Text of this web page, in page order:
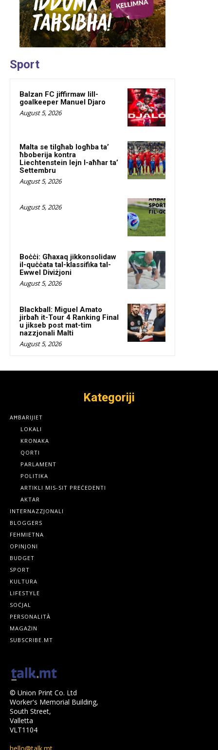
Sport
Balzan FC jiffirmaw lill-
goalkeeper Manuel Djaro
August 5, 2026
Malta se tilgħab logħba ta’
ħboberija kontra
Liechtenstein lejn l-aħħar ta’
Settembru
August 5, 2026
August 5, 2026
Boċċi: Għaxaq jikkonsolidaw
il-quċċata tal-klassifika tal-
Ewwel Diviżjoni
August 5, 2026
Blackball: Miguel Amato
jirbaħ it-Tour 4 Ranking Final
u jikseb post mat-tim
nazzjonali Malti
August 5, 2026
Kategoriji
AĦBARIJIET
LOKALI
KRONAKA
QORTI
PARLAMENT
POLITIKA
ARTIKLI MIS-SIT PREĊEDENTI
AKTAR
INTERNAZZJONALI
BLOGGERS
FEHMIETNA
OPINJONI
BUDGET
SPORT
KULTURA
LIFESTYLE
SOĊJAL
PERSONALITÀ
MAGAŻIN
SUBSCRIBE.MT
© Union Print Co. Ltd
Worker's Memorial Building,
South Street,
Valletta
VLT1104
hello@talk.mt